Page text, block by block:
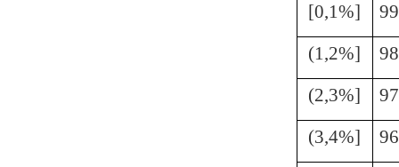
[0,1%]
99
(1,2%]
98
(2,3%]
97
(3,4%]
96